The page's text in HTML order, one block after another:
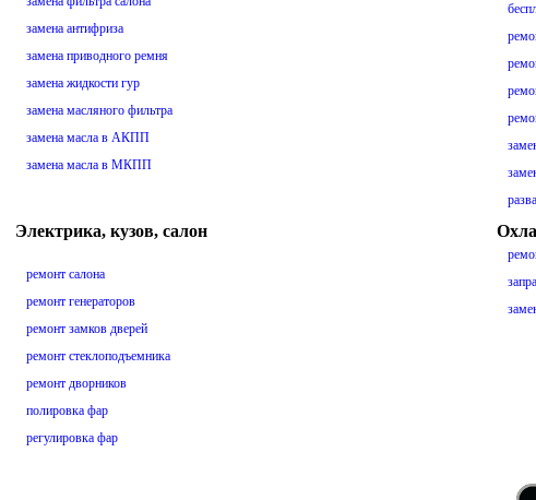
замена антифриза
замена приводного ремня
замена жидкости гур
замена масляного фильтра
замена масла в АКПП
замена масла в МКПП
Электрика, кузов, салон
ремонт салона
ремонт генераторов
ремонт замков дверей
ремонт стеклоподъемника
ремонт дворников
полировка фар
регулировка фар